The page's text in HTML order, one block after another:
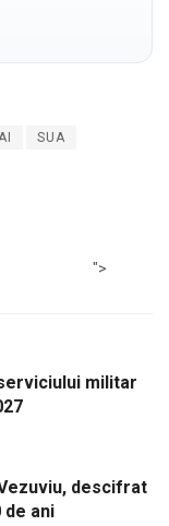
SUA
">
militar
descifrat
de ani